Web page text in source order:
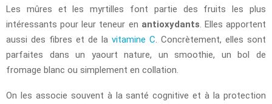
Les mûres et les myrtilles font partie des fruits les plus
intéressants pour leur teneur en antioxydants . Elles apportent
aussi des fibres et de la vitamine C . Concrètement, elles sont
parfaites dans un yaourt nature, un smoothie, un bol de
fromage blanc ou simplement en collation.
On les associe souvent à la santé cognitive et à la protection